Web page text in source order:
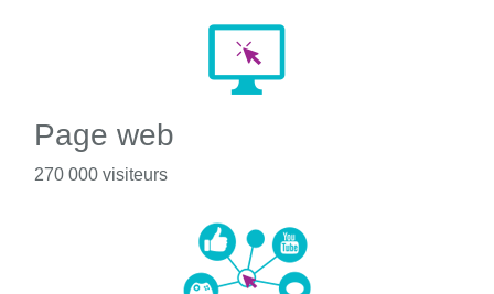
Page web
270 000 visiteurs